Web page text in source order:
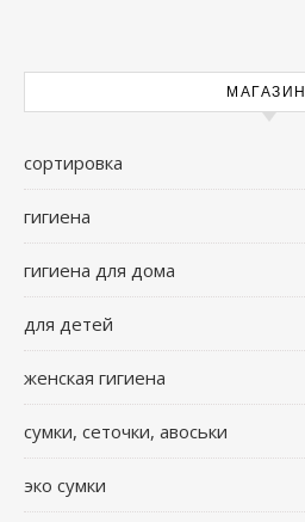
МАГАЗИН
сортировка
гигиена
гигиена для дома
для детей
женская гигиена
сумки, сеточки, авоськи
эко сумки